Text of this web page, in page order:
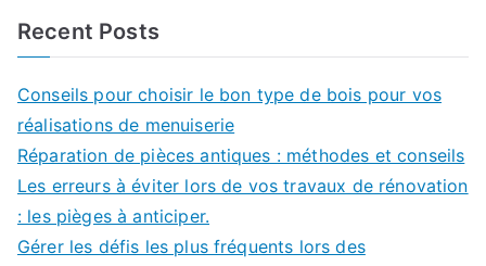
Recent Posts
Conseils pour choisir le bon type de bois pour vos
réalisations de menuiserie
Réparation de pièces antiques : méthodes et conseils
Les erreurs à éviter lors de vos travaux de rénovation
: les pièges à anticiper.
Gérer les défis les plus fréquents lors des